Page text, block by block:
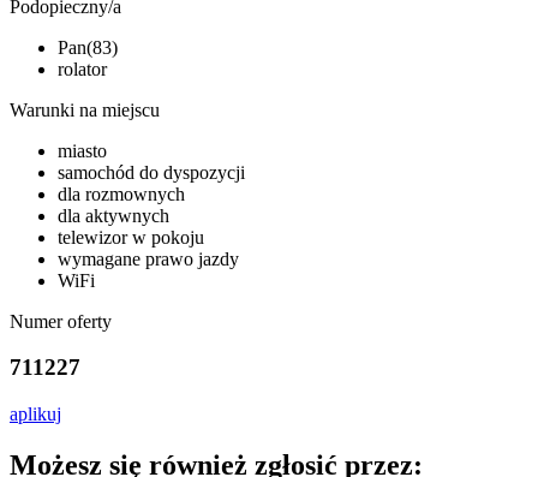
Podopieczny/a
Pan(83)
rolator
Warunki na miejscu
miasto
samochód do dyspozycji
dla rozmownych
dla aktywnych
telewizor w pokoju
wymagane prawo jazdy
WiFi
Numer oferty
711227
aplikuj
Możesz się również zgłosić przez: